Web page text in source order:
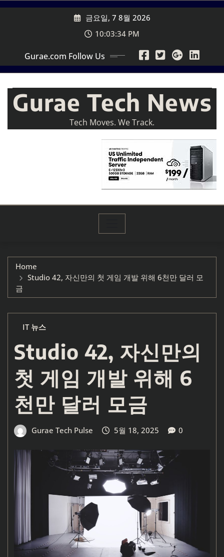
Skip
금요일, 7 8월 2026
10:03:36 PM
Gurae.com Follow Us
Gurae Tech News
Tech Moves. We Track.
Home
Studio 42, 자신만의 첫 게임 개발 위해 6천만 달러 모
금
IT 뉴스
Studio 42, 자신만의
첫 게임 개발 위해 6
천만 달러 모금
Gurae Tech Pulse 5월 18, 2025 0